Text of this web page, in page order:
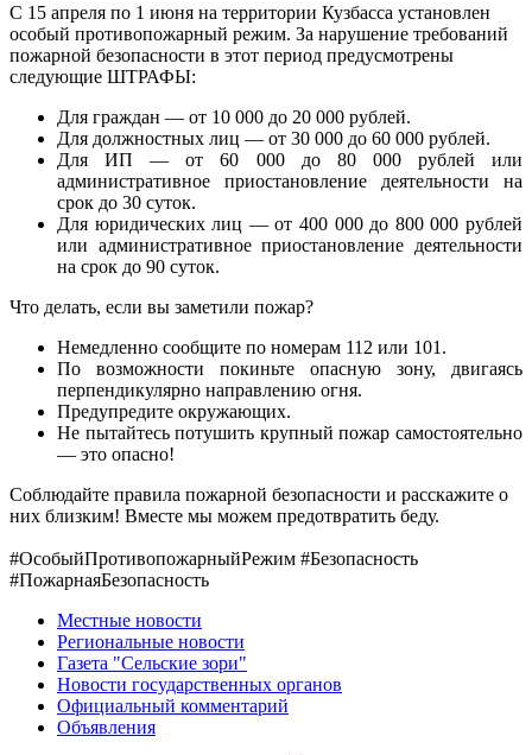
С 15 апреля по 1 июня на территории Кузбасса установлен
особый противопожарный режим. За нарушение требований
пожарной безопасности в этот период предусмотрены
следующие ШТРАФЫ:
Для граждан — от 10 000 до 20 000 рублей.
Для должностных лиц — от 30 000 до 60 000 рублей.
Для ИП — от 60 000 до 80 000 рублей или
административное приостановление деятельности на
срок до 30 суток.
Для юридических лиц — от 400 000 до 800 000 рублей
или административное приостановление деятельности
на срок до 90 суток.
Что делать, если вы заметили пожар?
Немедленно сообщите по номерам 112 или 101.
По возможности покиньте опасную зону, двигаясь
перпендикулярно направлению огня.
Предупредите окружающих.
Не пытайтесь потушить крупный пожар самостоятельно
— это опасно!
Соблюдайте правила пожарной безопасности и расскажите о
них близким! Вместе мы можем предотвратить беду.
#ОсобыйПротивопожарныйРежим #Безопасность
#ПожарнаяБезопасность
Местные новости
Региональные новости
Газета "Сельские зори"
Новости государственных органов
Официальный комментарий
Объявления